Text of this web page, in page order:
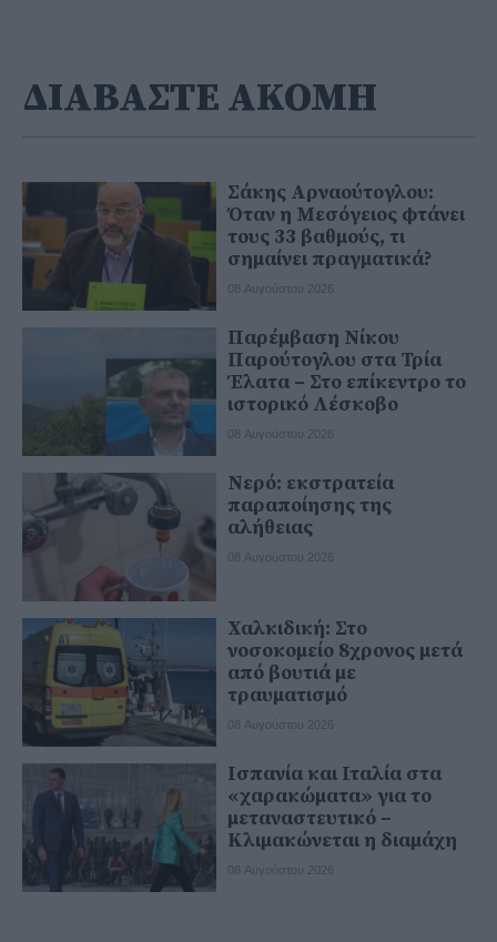
ΔΙΑΒΑΣΤΕ ΑΚΟΜΗ
Σάκης Αρναούτογλου:
Όταν η Μεσόγειος φτάνει
τους 33 βαθμούς, τι
σημαίνει πραγματικά?
08 Αυγούστου 2026
Παρέμβαση Νίκου
Παρούτογλου στα Τρία
Έλατα – Στο επίκεντρο το
ιστορικό Λέσκοβο
08 Αυγούστου 2026
Νερό: εκστρατεία
παραποίησης της
αλήθειας
08 Αυγούστου 2026
Χαλκιδική: Στο
νοσοκομείο 8χρονος μετά
από βουτιά με
τραυματισμό
08 Αυγούστου 2026
Ισπανία και Ιταλία στα
«χαρακώματα» για το
μεταναστευτικό –
Κλιμακώνεται η διαμάχη
08 Αυγούστου 2026